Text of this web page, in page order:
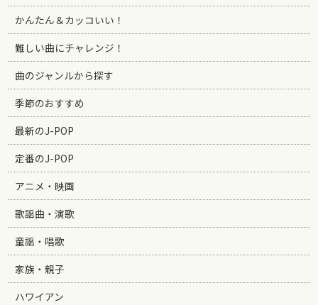
かんたん＆カッコいい！
難しい曲にチャレンジ！
曲のジャンルから探す
季節のおすすめ
最新のJ-POP
定番のJ-POP
アニメ・映画
歌謡曲・演歌
童謡・唱歌
家族・親子
ハワイアン